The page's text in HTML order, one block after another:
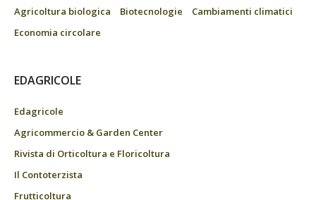
Agricoltura biologica
Biotecnologie
Cambiamenti climatici
Economia circolare
EDAGRICOLE
Edagricole
Agricommercio & Garden Center
Rivista di Orticoltura e Floricoltura
Il Contoterzista
Frutticoltura